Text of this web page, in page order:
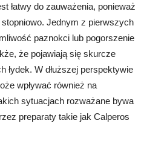
łatwy do zauważenia, ponieważ
Jednym z pierwszych
paznokci lub pogorszenie
że pojawiają się skurcze
łydek. W dłuższej perspektywie
wpływać również na
sytuacjach rozważane bywa
preparaty takie jak Calperos